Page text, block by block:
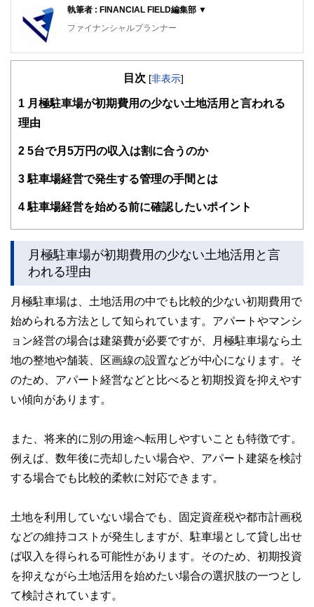
執筆者 : FINANCIAL FIELD編集部 ▼
ファイナンシャルプランナー
FinancialField編集部は、金融、経済に関する記事を、日々
知識がない方でも理解できるようわかりやすく発信していま
関わることで、読者目線のコンテンツを追求しています。
FinancialFieldの特徴は、ファイナンシャルプランナー、弁
ドバイザー、DCプランナー、公認会計士、社会保険労務
士、行政書士、投資アナリスト、キャリアコンサルタントな
をわかりやすく発信している点です。
このように編集経験豊富なメンバーと金融や経済に精通した
執筆者・監修者による執筆体制を築くことで、内容のわかり
やすさはもちろんのこと、読み応えのあるコンテンツと確か
私たちは、快適でより良い生活のアイデアを提供するお金の
コンシェルジュを目指します。
目次 [非表示]
1
月極駐車場が初期費用の少ない土地活用と言われる
理由
2 5台で月5万円の収入は割に合うのか
3 駐車場経営で発生する管理の手間とは
4 駐車場経営を始める前に確認したいポイント
月極駐車場が初期費用の少ない土地活用と言
われる理由
月極駐車場は、土地活用の中でも比較的少ない初期費用で
始められる方法として知られています。アパートやマンシ
ョン経営の場合は建築費が必要ですが、月極駐車場なら土
地の整地や舗装、区画線の設置などが中心になります。そ
のため、アパート経営などと比べると初期投資を抑えやす
い傾向があります。
また、将来的に別の用途へ転用しやすいことも特徴です。
例えば、数年後に売却したい場合や、アパート建築を検討
する場合でも比較的柔軟に対応できます。
土地を利用していない場合でも、固定資産税や都市計画税
などの維持コストが発生しますが、駐車場として貸し出せ
ば収入を得られる可能性があります。そのため、初期投資
を抑えながら土地活用を始めたい場合の選択肢の一つとし
て検討されています。